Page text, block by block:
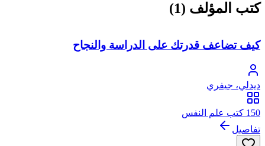
كتب المؤلف (1)
كيف تضاعف قدرتك على الدراسة والنجاح
ديدلي، جيفري
150 كتب علم النفس
تفاصيل